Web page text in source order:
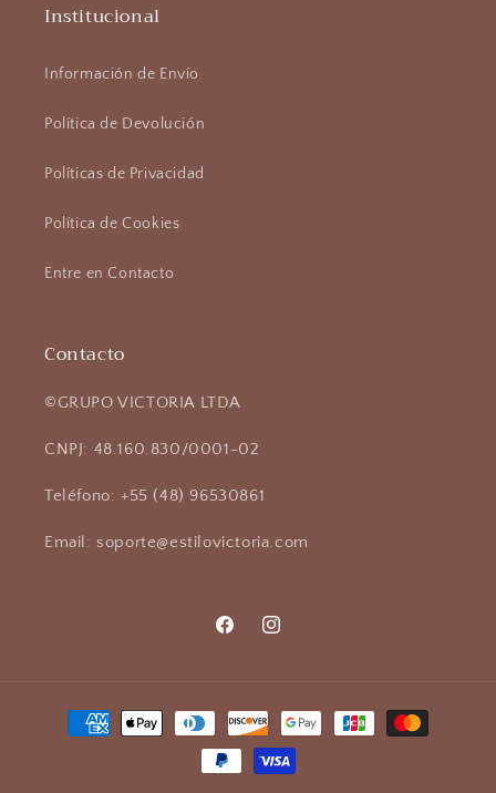
Institucional
Información de Envío
Política de Devolución
Políticas de Privacidad
Política de Cookies
Entre en Contacto
Contacto
©GRUPO VICTORIA LTDA
CNPJ: 48.160.830/0001-02
Teléfono: +55 (48) 96530861
Email: soporte@estilovictoria.com
FacebookInstagram
Formas